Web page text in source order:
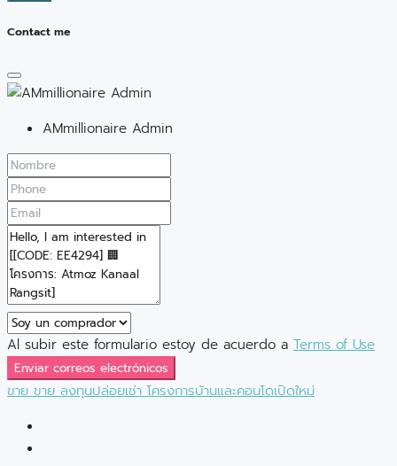
Contact me
AMmillionaire Admin
Al subir este formulario estoy de acuerdo a Terms of Use
Enviar correos electrónicos
ขาย ขาย ลงทุนปล่อยเช่า โครงการบ้านและคอนโดเปิดใหม่